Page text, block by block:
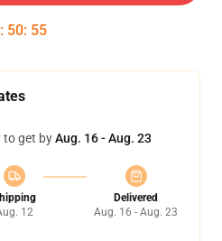
: 50: 54
to get byAug. 16 - Aug. 23
12
Delivered
Aug. 16 - Aug. 23